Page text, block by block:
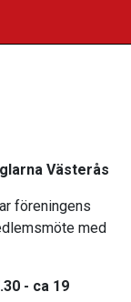
Västerås
föreningens
med
- ca 19